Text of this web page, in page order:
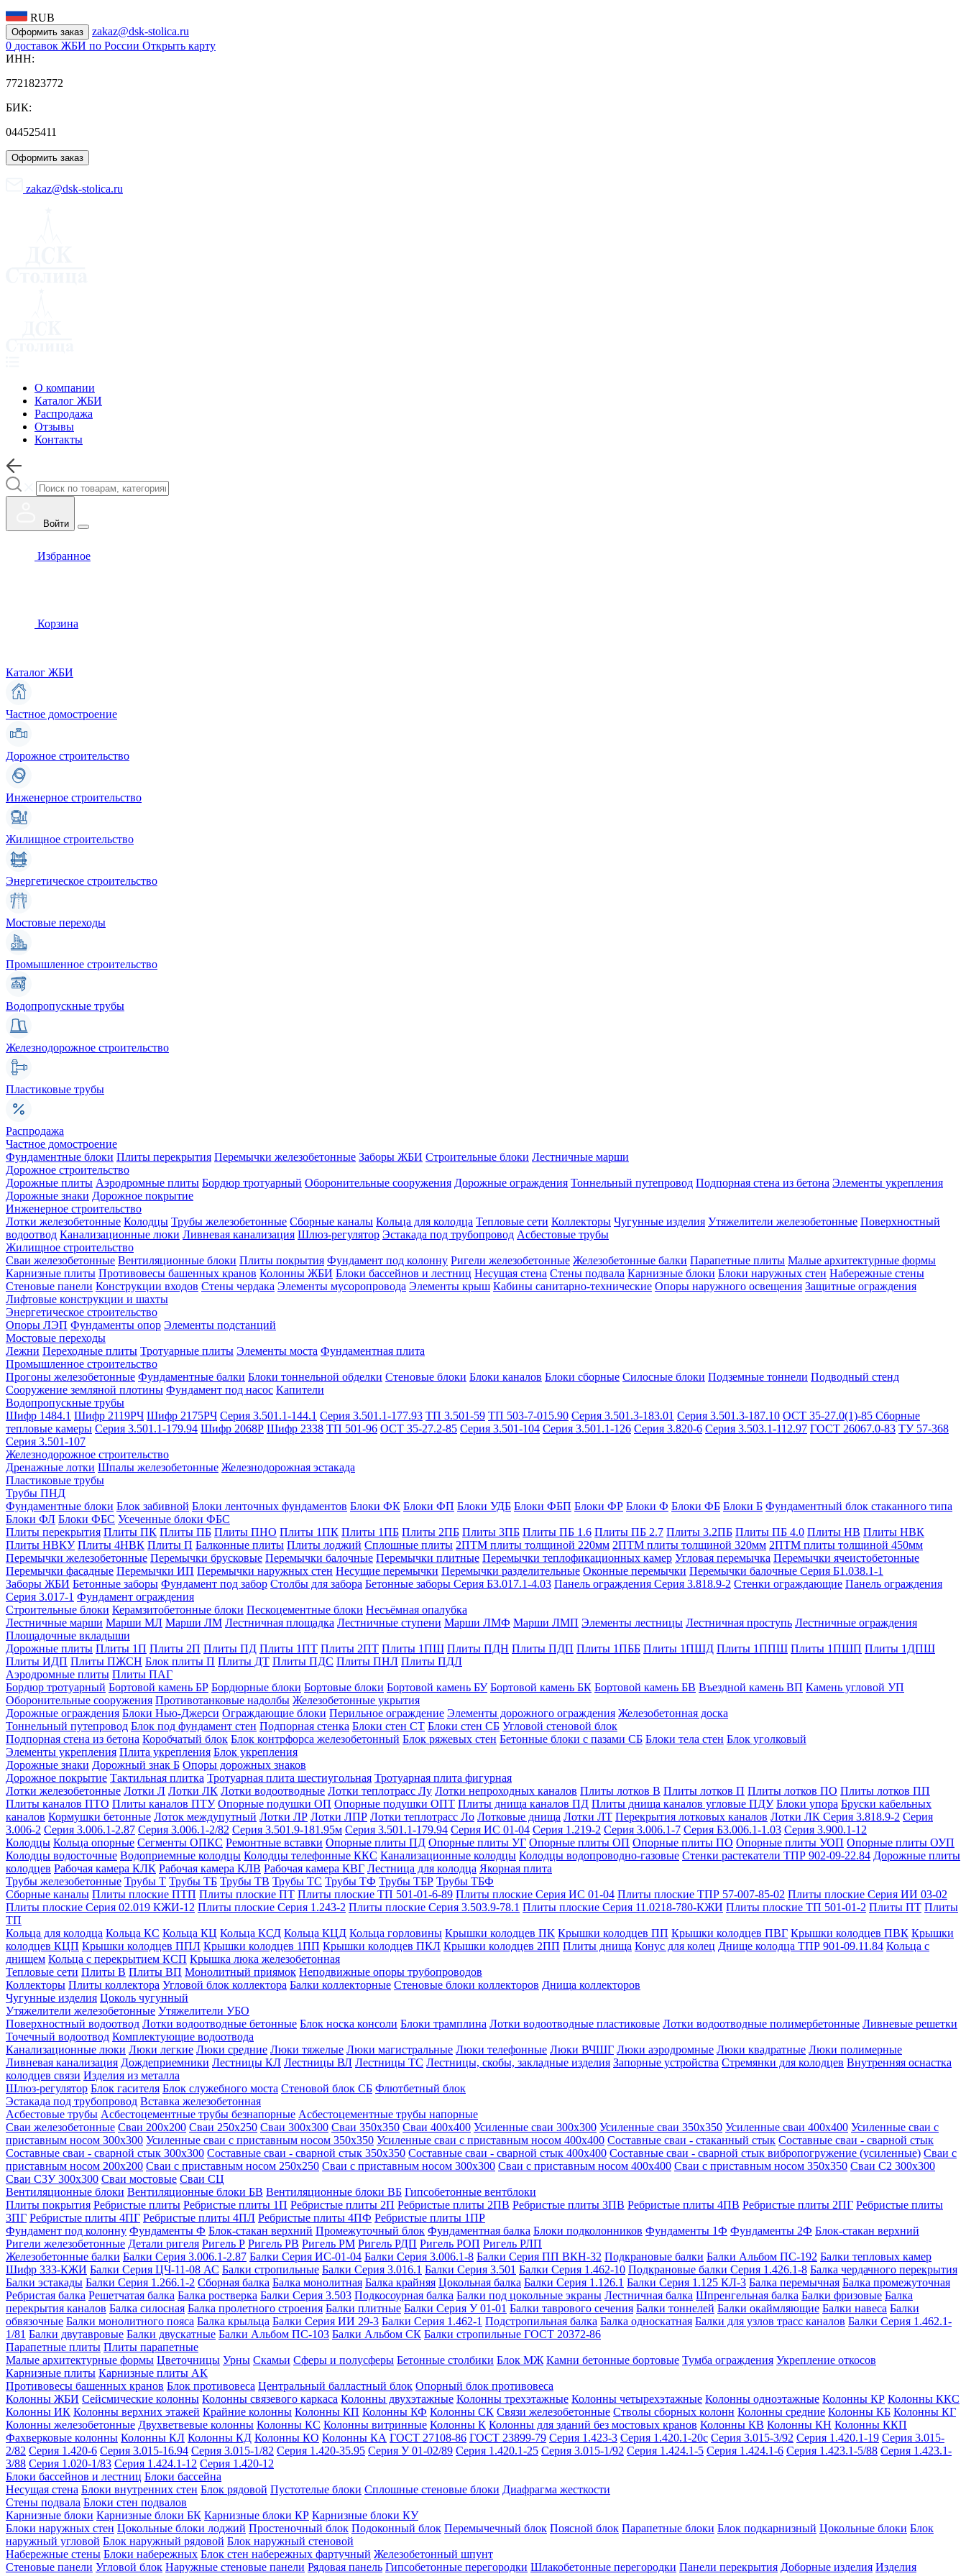
RUB
Оформить заказ
zakaz@dsk-stolica.ru
0 доставок ЖБИ по России Открыть карту
ИНН:
7721823772
БИК:
044525411
Оформить заказ
zakaz@dsk-stolica.ru
О компании
Каталог ЖБИ
Распродажа
Отзывы
Контакты
Войти
Избранное
Корзина
Каталог ЖБИ
Частное домостроение
Дорожное строительство
Инженерное строительство
Жилищное строительство
Энергетическое строительство
Мостовые переходы
Промышленное строительство
Водопропускные трубы
Железнодорожное строительство
Пластиковые трубы
Распродажа
Частное домостроение
Фундаментные блоки Плиты перекрытия Перемычки железобетонные Заборы ЖБИ Строительные блоки Лестничные марши
Дорожное строительство
Дорожные плиты Аэродромные плиты Бордюр тротуарный Оборонительные сооружения Дорожные ограждения Тоннельный путепровод Подпорная стена из бетона Элементы укрепления
Дорожные знаки Дорожное покрытие
Инженерное строительство
Лотки железобетонные Колодцы Трубы железобетонные Сборные каналы Кольца для колодца Тепловые сети Коллекторы Чугунные изделия Утяжелители железобетонные Поверхностный
водоотвод Канализационные люки Ливневая канализация Шлюз-регулятор Эстакада под трубопровод Асбестовые трубы
Жилищное строительство
Сваи железобетонные Вентиляционные блоки Плиты покрытия Фундамент под колонну Ригели железобетонные Железобетонные балки Парапетные плиты Малые архитектурные формы
Карнизные плиты Противовесы башенных кранов Колонны ЖБИ Блоки бассейнов и лестниц Несущая стена Стены подвала Карнизные блоки Блоки наружных стен Набережные стены
Стеновые панели Конструкции входов Стены чердака Элементы мусоропровода Элементы крыш Кабины санитарно-технические Опоры наружного освещения Защитные ограждения
Лифтовые конструкции и шахты
Энергетическое строительство
Опоры ЛЭП Фундаменты опор Элементы подстанций
Мостовые переходы
Лежни Переходные плиты Тротуарные плиты Элементы моста Фундаментная плита
Промышленное строительство
Прогоны железобетонные Фундаментные балки Блоки тоннельной обделки Стеновые блоки Блоки каналов Блоки сборные Силосные блоки Подземные тоннели Подводный стенд
Сооружение земляной плотины Фундамент под насос Капители
Водопропускные трубы
Шифр 1484.1 Шифр 2119РЧ Шифр 2175РЧ Серия 3.501.1-144.1 Серия 3.501.1-177.93 ТП 3.501-59 ТП 503-7-015.90 Серия 3.501.3-183.01 Серия 3.501.3-187.10 ОСТ 35-27.0(1)-85 Сборные
тепловые камеры Серия 3.501.1-179.94 Шифр 2068Р Шифр 2338 ТП 501-96 ОСТ 35-27.2-85 Серия 3.501-104 Серия 3.501.1-126 Серия 3.820-6 Серия 3.503.1-112.97 ГОСТ 26067.0-83 ТУ 57-368
Серия 3.501-107
Железнодорожное строительство
Дренажные лотки Шпалы железобетонные Железнодорожная эстакада
Пластиковые трубы
Трубы ПНД
Фундаментные блоки Блок забивной Блоки ленточных фундаментов Блоки ФК Блоки ФП Блоки УДБ Блоки ФБП Блоки ФР Блоки Ф Блоки ФБ Блоки Б Фундаментный блок стаканного типа
Блоки ФЛ Блоки ФБС Усеченные блоки ФБС
Плиты перекрытия Плиты ПК Плиты ПБ Плиты ПНО Плиты 1ПК Плиты 1ПБ Плиты 2ПБ Плиты 3ПБ Плиты ПБ 1.6 Плиты ПБ 2.7 Плиты 3.2ПБ Плиты ПБ 4.0 Плиты НВ Плиты НВК
Плиты НВКУ Плиты 4НВК Плиты П Балконные плиты Плиты лоджий Сплошные плиты 2ПТМ плиты толщиной 220мм 2ПТМ плиты толщиной 320мм 2ПТМ плиты толщиной 450мм
Перемычки железобетонные Перемычки брусковые Перемычки балочные Перемычки плитные Перемычки теплофикационных камер Угловая перемычка Перемычки ячеистобетонные
Перемычки фасадные Перемычки ИП Перемычки наружных стен Несущие перемычки Перемычки разделительные Оконные перемычки Перемычки балочные Серия Б1.038.1-1
Заборы ЖБИ Бетонные заборы Фундамент под забор Столбы для забора Бетонные заборы Серия Б3.017.1-4.03 Панель ограждения Серия 3.818.9-2 Стенки ограждающие Панель ограждения
Серия 3.017-1 Фундамент ограждения
Строительные блоки Керамзитобетонные блоки Пескоцементные блоки Несъёмная опалубка
Лестничные марши Марши МЛ Марши ЛМ Лестничная площадка Лестничные ступени Марши ЛМФ Марши ЛМП Элементы лестницы Лестничная проступь Лестничные ограждения
Площадочные вкладыши
Дорожные плиты Плиты 1П Плиты 2П Плиты ПД Плиты 1ПТ Плиты 2ПТ Плиты 1ПШ Плиты ПДН Плиты ПДП Плиты 1ПББ Плиты 1ПШД Плиты 1ППШ Плиты 1ПШП Плиты 1ДПШ
Плиты ИДП Плиты ПЖСН Блок плиты П Плиты ДТ Плиты ПДС Плиты ПНЛ Плиты ПДЛ
Аэродромные плиты Плиты ПАГ
Бордюр тротуарный Бортовой камень БР Бордюрные блоки Бортовые блоки Бортовой камень БУ Бортовой камень БК Бортовой камень БВ Въездной камень ВП Камень угловой УП
Оборонительные сооружения Противотанковые надолбы Железобетонные укрытия
Дорожные ограждения Блоки Нью-Джерси Ограждающие блоки Перильное ограждение Элементы дорожного ограждения Железобетонная доска
Тоннельный путепровод Блок под фундамент стен Подпорная стенка Блоки стен СТ Блоки стен СБ Угловой стеновой блок
Подпорная стена из бетона Коробчатый блок Блок контрфорса железобетонный Блок ряжевых стен Бетонные блоки с пазами СБ Блоки тела стен Блок уголковый
Элементы укрепления Плита укрепления Блок укрепления
Дорожные знаки Дорожный знак Б Опоры дорожных знаков
Дорожное покрытие Тактильная плитка Тротуарная плита шестиугольная Тротуарная плита фигурная
Лотки железобетонные Лотки Л Лотки ЛК Лотки водоотводные Лотки теплотрасс Лу Лотки непроходных каналов Плиты лотков В Плиты лотков П Плиты лотков ПО Плиты лотков ПП
Плиты каналов ПТО Плиты каналов ПТУ Опорные подушки ОП Опорные подушки ОПТ Плиты днища каналов ПД Плиты днища каналов угловые ПДУ Блоки упора Бруски кабельных
каналов Кормушки бетонные Лоток междупутный Лотки ЛР Лотки ЛПР Лотки теплотрасс Ло Лотковые днища Лотки ЛТ Перекрытия лотковых каналов Лотки ЛК Серия 3.818.9-2 Серия
3.006-2 Серия 3.006.1-2.87 Серия 3.006.1-2/82 Серия 3.501.9-181.95м Серия 3.501.1-179.94 Серия ИС 01-04 Серия 1.219-2 Серия 3.006.1-7 Серия Б3.006.1-1.03 Серия 3.900.1-12
Колодцы Кольца опорные Сегменты ОПКС Ремонтные вставки Опорные плиты ПД Опорные плиты УГ Опорные плиты ОП Опорные плиты ПО Опорные плиты УОП Опорные плиты ОУП
Колодцы водосточные Водоприемные колодцы Колодцы телефонные ККС Канализационные колодцы Колодцы водопроводно-газовые Стенки растекатели ТПР 902-09-22.84 Дорожные плиты
колодцев Рабочая камера КЛК Рабочая камера КЛВ Рабочая камера КВГ Лестница для колодца Якорная плита
Трубы железобетонные Трубы Т Трубы ТБ Трубы ТВ Трубы ТС Трубы ТФ Трубы ТБР Трубы ТБФ
Сборные каналы Плиты плоские ПТП Плиты плоские ПТ Плиты плоские ТП 501-01-6-89 Плиты плоские Серия ИС 01-04 Плиты плоские ТПР 57-007-85-02 Плиты плоские Серия ИИ 03-02
Плиты плоские Серия 02.019 КЖИ-12 Плиты плоские Серия 1.243-2 Плиты плоские Серия 3.503.9-78.1 Плиты плоские Серия 11.0218-780-КЖИ Плиты плоские ТП 501-01-2 Плиты ПТ Плиты
ТП
Кольца для колодца Кольца КС Кольца КЦ Кольца КСД Кольца КЦД Кольца горловины Крышки колодцев ПК Крышки колодцев ПП Крышки колодцев ПВГ Крышки колодцев ПВК Крышки
колодцев КЦП Крышки колодцев ППЛ Крышки колодцев 1ПП Крышки колодцев ПКЛ Крышки колодцев 2ПП Плиты днища Конус для колец Днище колодца ТПР 901-09.11.84 Кольца с
днищем Кольца с перекрытием КСП Крышка люка железобетонная
Тепловые сети Плиты В Плиты ВП Монолитный приямок Неподвижные опоры трубопроводов
Коллекторы Плиты коллектора Угловой блок коллектора Балки коллекторные Стеновые блоки коллекторов Днища коллекторов
Чугунные изделия Цоколь чугунный
Утяжелители железобетонные Утяжелители УБО
Поверхностный водоотвод Лотки водоотводные бетонные Блок носка консоли Блоки трамплина Лотки водоотводные пластиковые Лотки водоотводные полимербетонные Ливневые решетки
Точечный водоотвод Комплектующие водоотвода
Канализационные люки Люки легкие Люки средние Люки тяжелые Люки магистральные Люки телефонные Люки ВЧШГ Люки аэродромные Люки квадратные Люки полимерные
Ливневая канализация Дождеприемники Лестницы КЛ Лестницы ВЛ Лестницы ТС Лестницы, скобы, закладные изделия Запорные устройства Стремянки для колодцев Внутренняя оснастка
колодцев связи Изделия из металла
Шлюз-регулятор Блок гасителя Блок служебного моста Стеновой блок СБ Флютбетный блок
Эстакада под трубопровод Вставка железобетонная
Асбестовые трубы Асбестоцементные трубы безнапорные Асбестоцементные трубы напорные
Сваи железобетонные Сваи 200х200 Сваи 250х250 Сваи 300х300 Сваи 350х350 Сваи 400х400 Усиленные сваи 300х300 Усиленные сваи 350х350 Усиленные сваи 400х400 Усиленные сваи с
приставным носом 300х300 Усиленные сваи с приставным носом 350х350 Усиленные сваи с приставным носом 400х400 Составные сваи - стаканный стык Составные сваи - сварной стык
Составные сваи - сварной стык 300х300 Составные сваи - сварной стык 350х350 Составные сваи - сварной стык 400х400 Составные сваи - сварной стык вибропогружение (усиленные) Сваи с
приставным носом 200х200 Сваи с приставным носом 250х250 Сваи с приставным носом 300х300 Сваи с приставным носом 400х400 Сваи с приставным носом 350х350 Сваи С2 300х300
Сваи С3У 300х300 Сваи мостовые Сваи СЦ
Вентиляционные блоки Вентиляционные блоки БВ Вентиляционные блоки ВБ Гипсобетонные вентблоки
Плиты покрытия Ребристые плиты Ребристые плиты 1П Ребристые плиты 2П Ребристые плиты 2ПВ Ребристые плиты 3ПВ Ребристые плиты 4ПВ Ребристые плиты 2ПГ Ребристые плиты
3ПГ Ребристые плиты 4ПГ Ребристые плиты 4ПЛ Ребристые плиты 4ПФ Ребристые плиты 1ПР
Фундамент под колонну Фундаменты Ф Блок-стакан верхний Промежуточный блок Фундаментная балка Блоки подколонников Фундаменты 1Ф Фундаменты 2Ф Блок-стакан верхний
Ригели железобетонные Детали ригеля Ригель Р Ригель РВ Ригель РМ Ригель РДП Ригель РОП Ригель РЛП
Железобетонные балки Балки Серия 3.006.1-2.87 Балки Серия ИС-01-04 Балки Серия 3.006.1-8 Балки Серия ПП ВКН-32 Подкрановые балки Балки Альбом ПС-192 Балки тепловых камер
Шифр 333-КЖИ Балки Серия ЦЧ-11-08 АС Балки стропильные Балки Серия 3.016.1 Балки Серия 3.501 Балки Серия 1.462-10 Подкрановые балки Серия 1.426.1-8 Балка чердачного перекрытия
Балки эстакады Балки Серия 1.266.1-2 Сборная балка Балка монолитная Балка крайняя Цокольная балка Балки Серия 1.126.1 Балки Серия 1.125 КЛ-3 Балка перемычная Балка промежуточная
Ребристая балка Решетчатая балка Балка ростверка Балки Серия 3.503 Подкосоурная балка Балки под цокольные экраны Лестничная балка Шпренгельная балка Балки фризовые Балка
перекрытия каналов Балка силосная Балка пролетного строения Балки плитные Балки Серия У 01-01 Балки таврового сечения Балки тоннелей Балки окаймляющие Балки навеса Балки
обвязочные Балки монолитного пояса Балка крыльца Балки Серия ИИ 29-3 Балки Серия 1.462-1 Подстропильная балка Балка односкатная Балки для узлов трасс каналов Балки Серия 1.462.1-
1/81 Балки двутавровые Балки двускатные Балки Альбом ПС-103 Балки Альбом СК Балки стропильные ГОСТ 20372-86
Парапетные плиты Плиты парапетные
Малые архитектурные формы Цветочницы Урны Скамьи Сферы и полусферы Бетонные столбики Блок МЖ Камни бетонные бортовые Тумба ограждения Укрепление откосов
Карнизные плиты Карнизные плиты АК
Противовесы башенных кранов Блок противовеса Центральный балластный блок Опорный блок противовеса
Колонны ЖБИ Сейсмические колонны Колонны связевого каркаса Колонны двухэтажные Колонны трехэтажные Колонны четырехэтажные Колонны одноэтажные Колонны КР Колонны ККС
Колонны ИК Колонны верхних этажей Крайние колонны Колонны КП Колонны КФ Колонны СК Связи железобетонные Стволы сборных колонн Колонны средние Колонны КБ Колонны КГ
Колонны железобетонные Двухветвевые колонны Колонны КС Колонны витринные Колонны К Колонны для зданий без мостовых кранов Колонны КВ Колонны КН Колонны ККП
Фахверковые колонны Колонны КЛ Колонны КД Колонны КО Колонны КА ГОСТ 27108-86 ГОСТ 23899-79 Серия 1.423-3 Серия 1.420.1-20с Серия 3.015-3/92 Серия 1.420.1-19 Серия 3.015-
2/82 Серия 1.420-6 Серия 3.015-16.94 Серия 3.015-1/82 Серия 1.420-35.95 Серия У 01-02/89 Серия 1.420.1-25 Серия 3.015-1/92 Серия 1.424.1-5 Серия 1.424.1-6 Серия 1.423.1-5/88 Серия 1.423.1-
3/88 Серия 1.020-1/83 Серия 1.424.1-12 Серия 1.420-12
Блоки бассейнов и лестниц Блоки бассейна
Несущая стена Блоки внутренних стен Блок рядовой Пустотелые блоки Сплошные стеновые блоки Диафрагма жесткости
Стены подвала Блоки стен подвалов
Карнизные блоки Карнизные блоки БК Карнизные блоки КР Карнизные блоки КУ
Блоки наружных стен Цокольные блоки лоджий Простеночный блок Подоконный блок Перемычечный блок Поясной блок Парапетные блоки Блок подкарнизный Цокольные блоки Блок
наружный угловой Блок наружный рядовой Блок наружный стеновой
Набережные стены Блоки набережных Блок стен набережных фартучный Железобетонный шпунт
Стеновые панели Угловой блок Наружные стеновые панели Рядовая панель Гипсобетонные перегородки Шлакобетонные перегородки Панели перекрытия Доборные изделия Изделия